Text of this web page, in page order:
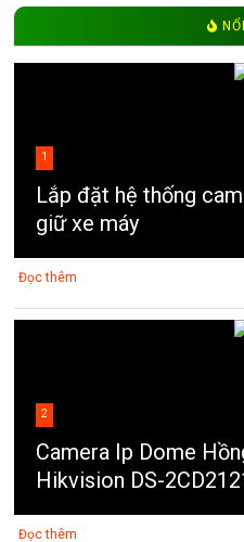
1
Lắp đặt hệ thống
giữ xe máy
Đọc thêm
2
Camera Ip Dome
Hikvision DS-
Đọc thêm